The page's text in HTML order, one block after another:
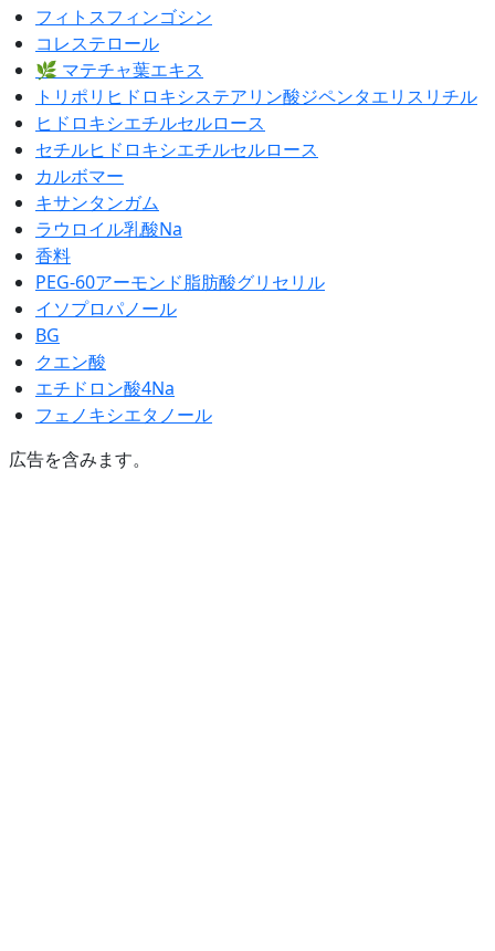
フィトスフィンゴシン
コレステロール
🌿 マテチャ葉エキス
トリポリヒドロキシステアリン酸ジペンタエリスリチル
ヒドロキシエチルセルロース
セチルヒドロキシエチルセルロース
カルボマー
キサンタンガム
ラウロイル乳酸Na
香料
PEG-60アーモンド脂肪酸グリセリル
イソプロパノール
BG
クエン酸
エチドロン酸4Na
フェノキシエタノール
広告を含みます。